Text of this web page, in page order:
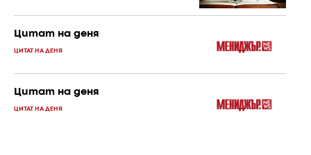
Цитат на деня
ЦИТАТ НА ДЕНЯ
Цитат на деня
ЦИТАТ НА ДЕНЯ